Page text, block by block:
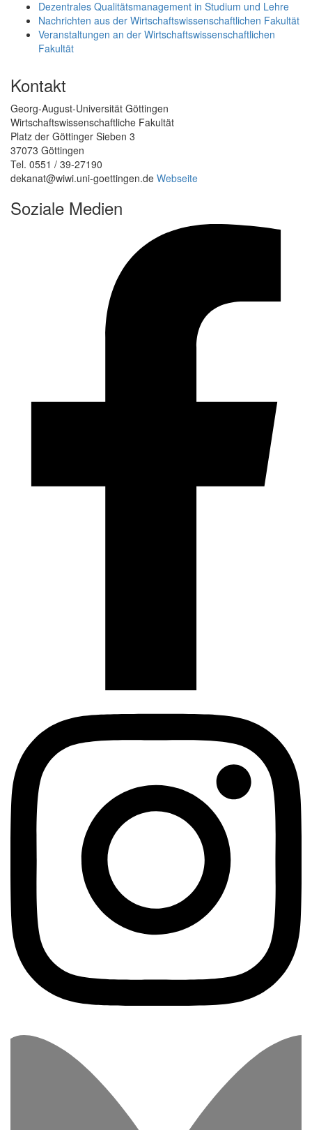
Dezentrales Qualitätsmanagement in Studium und Lehre
Nachrichten aus der Wirtschaftswissenschaftlichen Fakultät
Veranstaltungen an der Wirtschaftswissenschaftlichen
Fakultät
Kontakt
Georg-August-Universität Göttingen
Wirtschaftswissenschaftliche Fakultät
Platz der Göttinger Sieben 3
37073 Göttingen
Tel. 0551 / 39-27190
dekanat@wiwi.uni-goettingen.de Webseite
Soziale Medien